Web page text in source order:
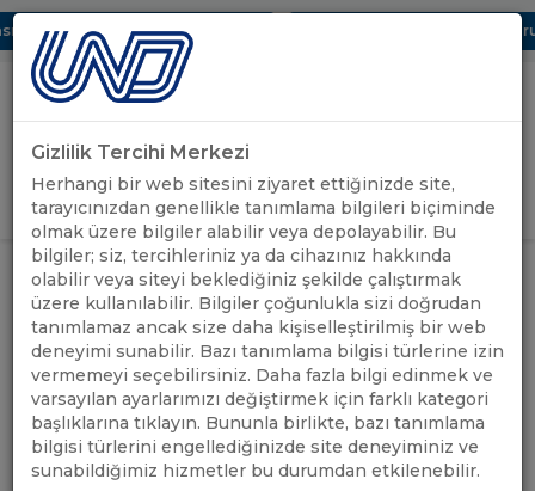
Dijital UBAK Bölümü Hakkında UND, Yunanistan Vize
Uluslararası Nakliyeciler Derneği
GİRİŞ YAP
ANASAYFA /
UND'DEN
HABERLER
/
UND HEYETİ, GAZİANTEP GÜMRÜK
MÜDÜRLÜĞÜNE ZİYARETTE
BULUNDU
UND HEYETİ, GAZİANTEP
GÜMRÜK MÜDÜRLÜĞÜNE
ZİYARETTE BULUNDU
Gizlilik Tercihi Merkezi
Herhangi bir web sitesini ziyaret ettiğinizde site,
tarayıcınızdan genellikle tanımlama bilgileri biçiminde
olmak üzere bilgiler alabilir veya depolayabilir. Bu
bilgiler; siz, tercihleriniz ya da cihazınız hakkında
olabilir veya siteyi beklediğiniz şekilde çalıştırmak
üzere kullanılabilir. Bilgiler çoğunlukla sizi doğrudan
tanımlamaz ancak size daha kişiselleştirilmiş bir web
deneyimi sunabilir. Bazı tanımlama bilgisi türlerine izin
vermemeyi seçebilirsiniz. Daha fazla bilgi edinmek ve
varsayılan ayarlarımızı değiştirmek için farklı kategori
başlıklarına tıklayın. Bununla birlikte, bazı tanımlama
bilgisi türlerini engellediğinizde site deneyiminiz ve
sunabildiğimiz hizmetler bu durumdan etkilenebilir.